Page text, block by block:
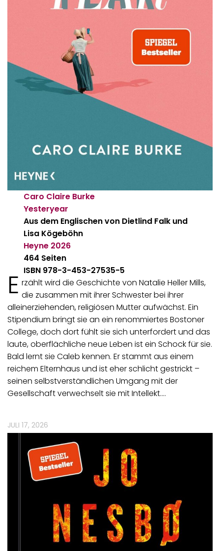
Caro Claire Burke
Yesteryear
Aus dem Englischen von Dietlind Falk und
Lisa Kögeböhn
Heyne 2026
464 Seiten
ISBN 978-3-453-27535-5
E rzählt wird die Geschichte von Natalie Heller Mills,
die zusammen mit ihrer Schwester bei ihrer
alleinerziehenden, religiösen Mutter aufwächst. Ein
Stipendium bringt sie an ein renommiertes Bostoner
College, doch dort fühlt sie sich unterfordert und das
laute, oberflächliche neue Leben ist ein Schock für sie.
Bald lernt sie Caleb kennen. Er stammt aus einem
reichem Elternhaus und ist eher schlicht gestrickt –
seinen selbstverständlichen Umgang mit der
Gesellschaft verwechselt sie mit Intellekt.…
JULI 17, 2026